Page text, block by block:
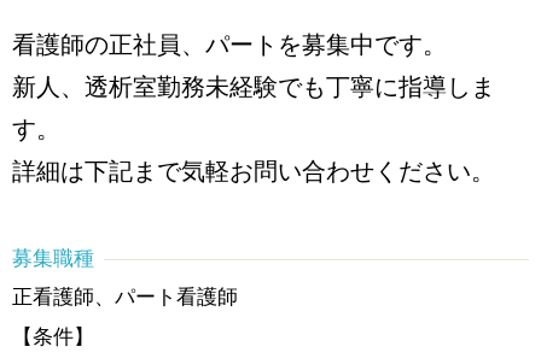
看護師の正社員、パートを募集中です。
新人、透析室勤務未経験でも丁寧に指導しま
す。
詳細は下記まで気軽お問い合わせください。
募集職種
正看護師、パート看護師
【条件】